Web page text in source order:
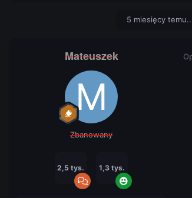
5 miesięcy
Mateuszek
Zbanowany
2,5 tys. 1,3 tys.